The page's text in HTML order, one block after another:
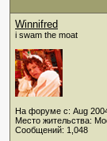
Winnifred
i swam the moat
На форуме с: Aug
Место жительства:
Сообщений: 1,048